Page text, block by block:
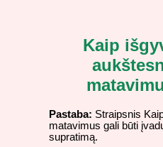
Kaip
Pastaba: Straipsnis
matavimus gali būti
supratimą.